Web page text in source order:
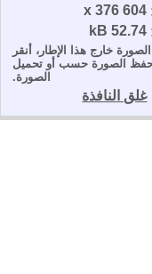
604 x 376
52.74 kB
خارج هذا الإطار، أنقر
حفظ الصورة حسب أو تحميل
الصورة.
غلق النافذة